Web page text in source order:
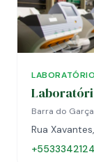
LABORATÓRIO
Barra do
Rua